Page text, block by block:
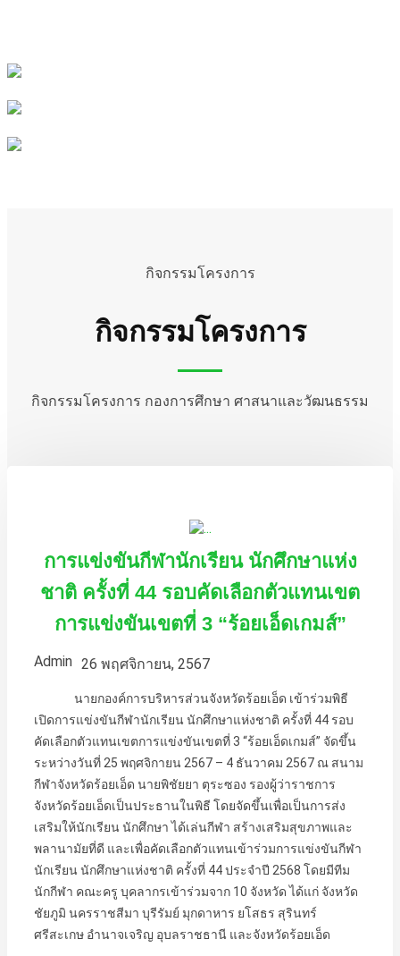
กิจกรรมโครงการ
กิจกรรมโครงการ
กิจกรรมโครงการ กองการศึกษา ศาสนาและวัฒนธรรม
การแข่งขันกีฬานักเรียน นักศึกษาแห่ง
ชาติ ครั้งที่ 44 รอบคัดเลือกตัวแทนเขต
การแข่งขันเขตที่ 3 “ร้อยเอ็ดเกมส์”
Admin 26 พฤศจิกายน, 2567
นายกองค์การบริหารส่วนจังหวัดร้อยเอ็ด เข้าร่วมพิธี
เปิดการแข่งขันกีฬานักเรียน นักศึกษาแห่งชาติ ครั้งที่ 44 รอบ
คัดเลือกตัวแทนเขตการแข่งขันเขตที่ 3 “ร้อยเอ็ดเกมส์” จัดขึ้น
ระหว่างวันที่ 25 พฤศจิกายน 2567 – 4 ธันวาคม 2567 ณ สนาม
กีฬาจังหวัดร้อยเอ็ด นายพิชัยยา ตุระซอง รองผู้ว่าราชการ
จังหวัดร้อยเอ็ดเป็นประธานในพิธี โดยจัดขึ้นเพื่อเป็นการส่ง
เสริมให้นักเรียน นักศึกษา ได้เล่นกีฬา สร้างเสริมสุขภาพและ
พลานามัยที่ดี และเพื่อคัดเลือกตัวแทนเข้าร่วมการแข่งขันกีฬา
นักเรียน นักศึกษาแห่งชาติ ครั้งที่ 44 ประจำปี 2568 โดยมีทีม
นักกีฬา คณะครู บุคลากรเข้าร่วมจาก 10 จังหวัด ได้แก่ จังหวัด
ชัยภูมิ นครราชสีมา บุรีรัมย์ มุกดาหาร ยโสธร สุรินทร์
ศรีสะเกษ อำนาจเจริญ อุบลราชธานี และจังหวัดร้อยเอ็ด